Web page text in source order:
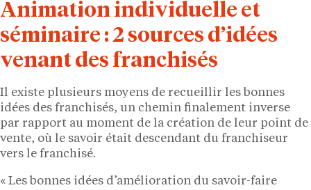
Animation individuelle et
séminaire : 2 sources d’idées
venant des franchisés
Il existe plusieurs moyens de recueillir les bonnes
idées des franchisés, un chemin finalement inverse
par rapport au moment de la création de leur point de
vente, où le savoir était descendant du franchiseur
vers le franchisé.
« Les bonnes idées d’amélioration du savoir-faire